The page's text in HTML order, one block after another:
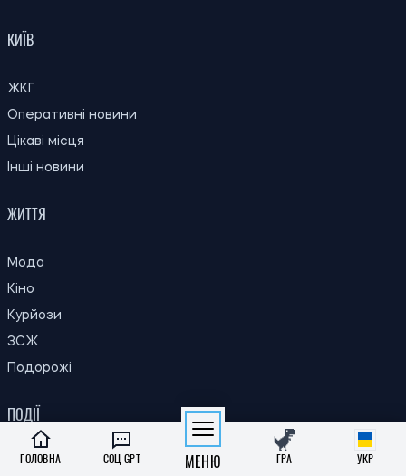
Інклюзивність
Оперативні новини
Кіно
Подорожі
ПОДІЇ
ГОЛОВНА СОЦ GPT МЕНЮ ГРА УКР